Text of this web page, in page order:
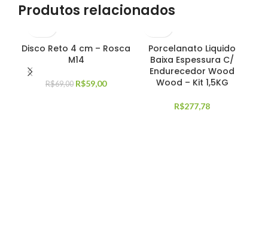
Produtos relacionados
Disco Reto 4 cm – Rosca
M14
R$69,00 R$59,00
Porcelanato Liquido
Baixa Espessura C/
Endurecedor Wood
Wood – Kit 1,5KG
R$277,78